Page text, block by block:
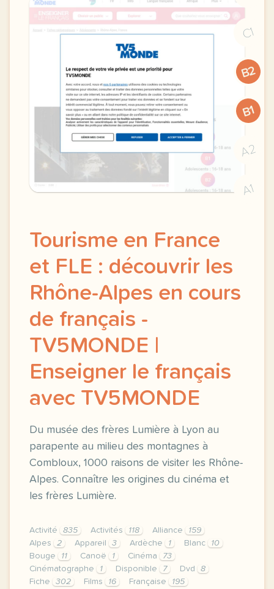
C1
B2
B1
A2
A1
Tourisme en France
et FLE : découvrir les
Rhône-Alpes en cours
de français -
TV5MONDE |
Enseigner le français
avec TV5MONDE
Du musée des frères Lumière à Lyon au
parapente au milieu des montagnes à
Combloux, 1000 raisons de visiter les Rhône-
Alpes. Connaître les origines du cinéma et
les frères Lumière.
Activité 835 Activités 118 Alliance
159
Alpes
2 Appareil 3 Ardèche 1 Blanc
10
Bouge
11 Canoë 1 Cinéma
73
Cinématographe
1 Disponible 7 Dvd
8
Fiche
302 Films 16 Française
195